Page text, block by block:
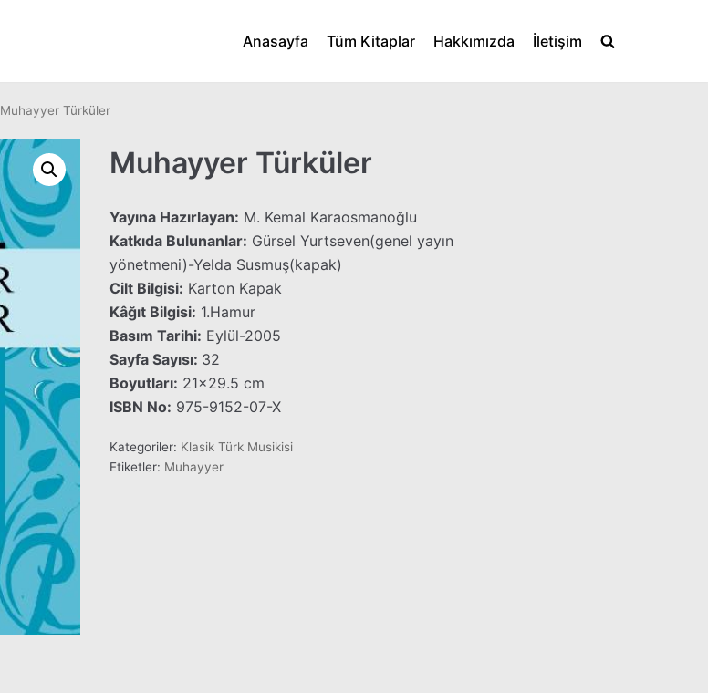
Anasayfa Tüm Kitaplar Hakkımızda İletişim
Muhayyer Türküler
Muhayyer Türküler
Yayına Hazırlayan: M. Kemal Karaosmanoğlu
Katkıda Bulunanlar: Gürsel Yurtseven(genel yayın
yönetmeni)-Yelda Susmuş(kapak)
Cilt Bilgisi: Karton Kapak
Kâğıt Bilgisi: 1.Hamur
Basım Tarihi: Eylül-2005
Sayfa Sayısı: 32
Boyutları: 21×29.5 cm
ISBN No: 975-9152-07-X
Kategoriler: Klasik Türk Musikisi
Etiketler: Muhayyer